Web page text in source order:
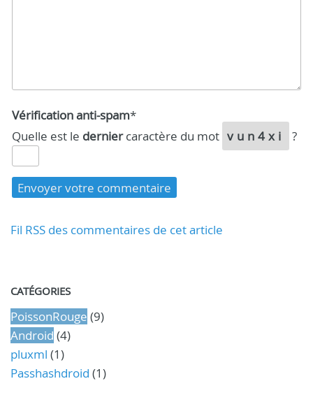
Vérification anti-spam*
Quelle est le derniercaractère du mot vun4xi ?
Fil RSS des commentaires de cet article
CATÉGORIES
PoissonRouge (9)
Android (4)
pluxml (1)
Passhashdroid (1)